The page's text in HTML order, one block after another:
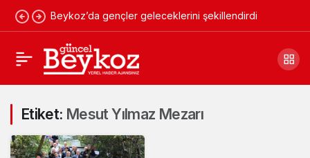
Beykoz’da gençler geleceklerini şekillendirdi
Etiket: Mesut Yılmaz Mezarı